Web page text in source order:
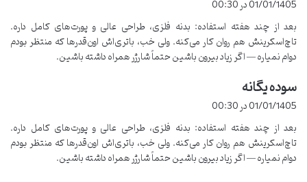
یکی از مشکلاتی که من باهاش مواجه شدم، سازگاری ضعیف درایورها با
ویندوز 11 بود. بعد از نصب آپدیت‌ها، گاهی اوقات صفحه‌نمایش لمسی
کار نمی‌کرد یا قلم دیجیتال دچار تاخیر می‌شد. برای حل این مشکل، من
رو نصب کنم. خوشبختانه، این کار مشکل رو برطرف کرد، اما پیشنهاد
می‌کنم همیشه نسخه به‌روز درایورها رو از سایت HP دانلود کنید.
قابلیت‌های امنیتی
:
01/01/1405 در 00:30
بعد از چند هفته استفاده: بدنه فلزی، طراحی عالی و پورت‌های کامل داره.
تاچ‌اسکرینش هم روان کار می‌کنه. ولی خب، باتری‌اش اون‌قدرها که منتظر بودم
دوام نمیاره — اگر زیاد بیرون باشین حتماً شارژر همراه داشته باشین.
سوده یگانه
ت
:
01/01/1405 در 00:30
بعد از چند هفته استفاده: بدنه فلزی، طراحی عالی و پورت‌های کامل داره.
تاچ‌اسکرینش هم روان کار می‌کنه. ولی خب، باتری‌اش اون‌قدرها که منتظر بودم
دوام نمیاره — اگر زیاد بیرون باشین حتماً شارژر همراه داشته باشین.